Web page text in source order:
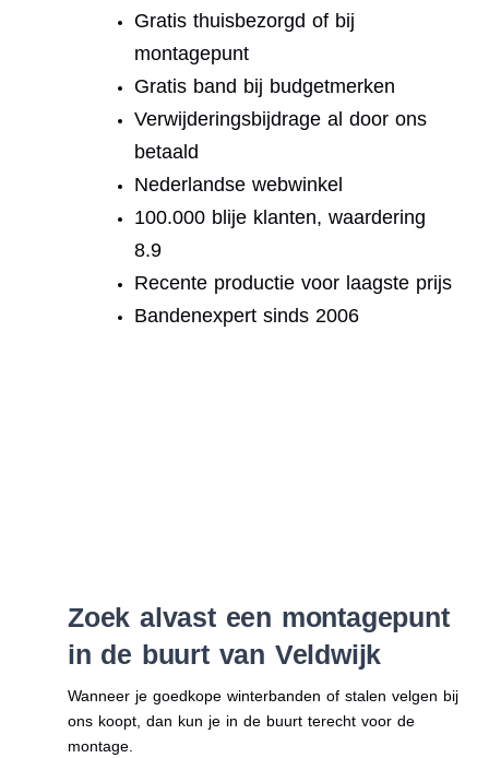
Gratis thuisbezorgd of bij
montagepunt
Gratis band bij budgetmerken
Verwijderingsbijdrage al door ons
betaald
Nederlandse webwinkel
100.000 blije klanten, waardering
8.9
Recente productie voor laagste prijs
Bandenexpert sinds 2006
Zoek alvast een montagepunt
in de buurt van Veldwijk
Wanneer je goedkope winterbanden of stalen velgen bij
ons koopt, dan kun je in de buurt terecht voor de
montage.